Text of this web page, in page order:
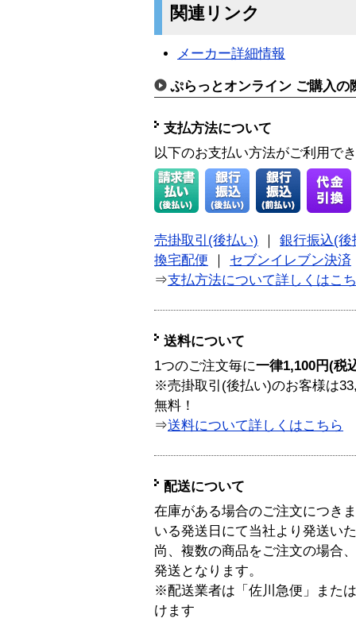
関連リンク
メーカー詳細情報
ぷらっとオンライン ご購入の
支払方法について
以下のお支払い方法がご利用で
売掛取引(後払い)
銀行振込(後
換宅配便
セブンイレブン決済
⇒支払方法について詳しくはこ
送料について
1つのご注文毎に一律1,100円(税
※売掛取引(後払い)のお客様は
無料！
⇒送料について詳しくはこちら
配送について
在庫がある場合のご注文につき
いる発送日にて当社より発送い
尚、複数の商品をご注文の場合
発送となります。
※配送業者は「佐川急便」また
けます